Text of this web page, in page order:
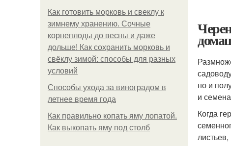
Как готовить морковь и свеклу к
зимнему хранению. Сочные
корнеплоды до весны и даже
дольше! Как сохранить морковь и
свёклу зимой: способы для разных
условий
Способы ухода за виноградом в
летнее время года
Как правильно копать яму лопатой.
Как выкопать яму под столб
но и
и
Когда